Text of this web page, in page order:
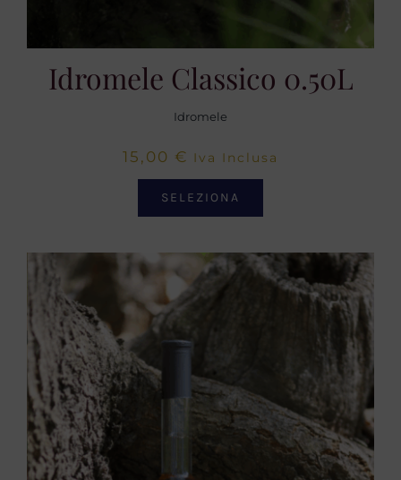
Idromele Classico 0.50L
Idromele
15,00 € Iva Inclusa
SELEZIONA